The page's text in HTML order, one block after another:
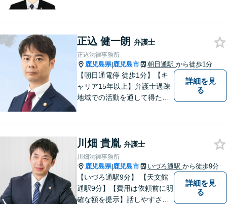
弁護などに強い弁護士です。
「鹿児島あおぞら法律事務
所」で検索。
正込 健一朗 弁護士
正込法律事務所
鹿児島県|鹿児島市 朝日通駅 から徒歩1分
【朝日通電停 徒歩1分】【キ
ャリア15年以上】弁護士過疎
地域での活動を通して得た経
適な解決策をご提案します
詳細を見
る
川畑 貴胤 弁護士
川畑法律事務所
鹿児島県|鹿児島市 いづろ通駅 から徒歩9分
【いづろ通駅9分】 【天文館
通駅9分】【費用は依頼前に明
確な額を提示】話しやすさを
詳細を見
る